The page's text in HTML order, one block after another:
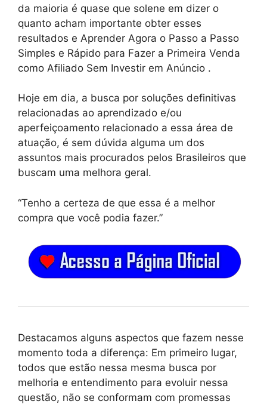
da maioria é quase que solene em dizer o
quanto acham importante obter esses
resultados e Aprender Agora o Passo a Passo
Simples e Rápido para Fazer a Primeira Venda
como Afiliado Sem Investir em Anúncio .
Hoje em dia, a busca por soluções definitivas
relacionadas ao aprendizado e/ou
aperfeiçoamento relacionado a essa área de
atuação, é sem dúvida alguma um dos
assuntos mais procurados pelos Brasileiros que
buscam uma melhora geral.
“Tenho a certeza de que essa é a melhor
compra que você podia fazer.”
Destacamos alguns aspectos que fazem nesse
momento toda a diferença: Em primeiro lugar,
todos que estão nessa mesma busca por
melhoria e entendimento para evoluir nessa
questão, não se conformam com promessas